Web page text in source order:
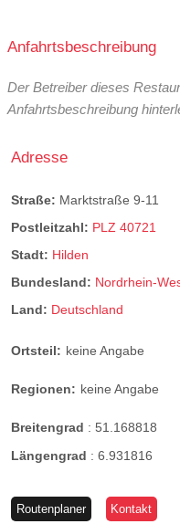
Anfahrtsbeschreibung
Der Betreiber dieses
Anfahrtsbeschreibung
Adresse
Straße: Marktstraße 9-11
Postleitzahl: PLZ 40721
Stadt: Hilden
Bundesland: Nordrhein-
Land: Deutschland
Ortsteil: keine Angabe
Regionen: keine Angabe
Breitengrad : 51.168818
Längengrad : 6.931816
Routenplaner Kontakt